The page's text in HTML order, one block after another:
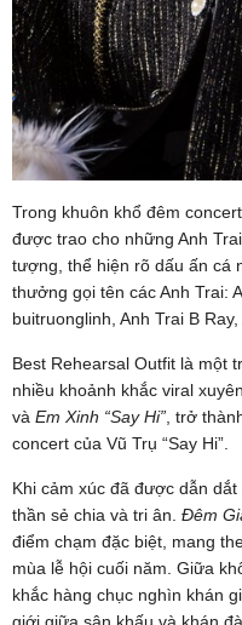
Trong khuôn khổ đêm
được trao cho những Anh
tượng, thể hiện rõ dấu ấn cá
thưởng gọi tên các Anh Trai:
buitruonglinh, Anh Trai B
Best Rehearsal Outfit là một
nhiều khoảnh khắc viral
và Em Xinh “Say Hi” , trở
concert của Vũ Trụ “Say Hi”.
Khi cảm xúc đã được dẫn
thần sẻ chia và tri ân. Đêm
điểm chạm đặc biệt, mang
mùa lễ hội cuối năm. Giữa
khắc hàng chục nghìn khán
giới giữa sân khấu và khán